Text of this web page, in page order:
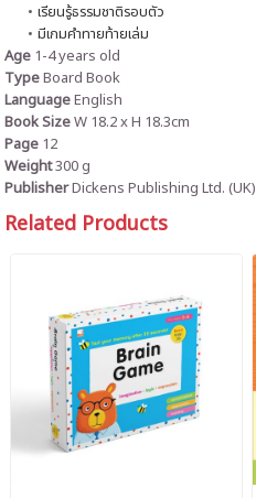
เรียนรู้ธรรมชาติรอบตัว
มีเกมคำทายท้ายเล่ม
Age 1-4 years old
TypeBoard Book
LanguageEnglish
Book SizeW 18.2 x H 18.3cm
Page 12
Weight300 g
PublisherDickens Publishing Ltd. (UK)
Related Products